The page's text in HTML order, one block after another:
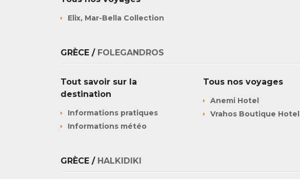
Elix, Mar-Bella Collection
GRÈCE / FOLEGANDROS
Tout savoir sur la
destination
Informations pratiques
Informations météo
Tous nos voyages
Anemi Hotel
Vrahos Boutique Hotel
GRÈCE / HALKIDIKI